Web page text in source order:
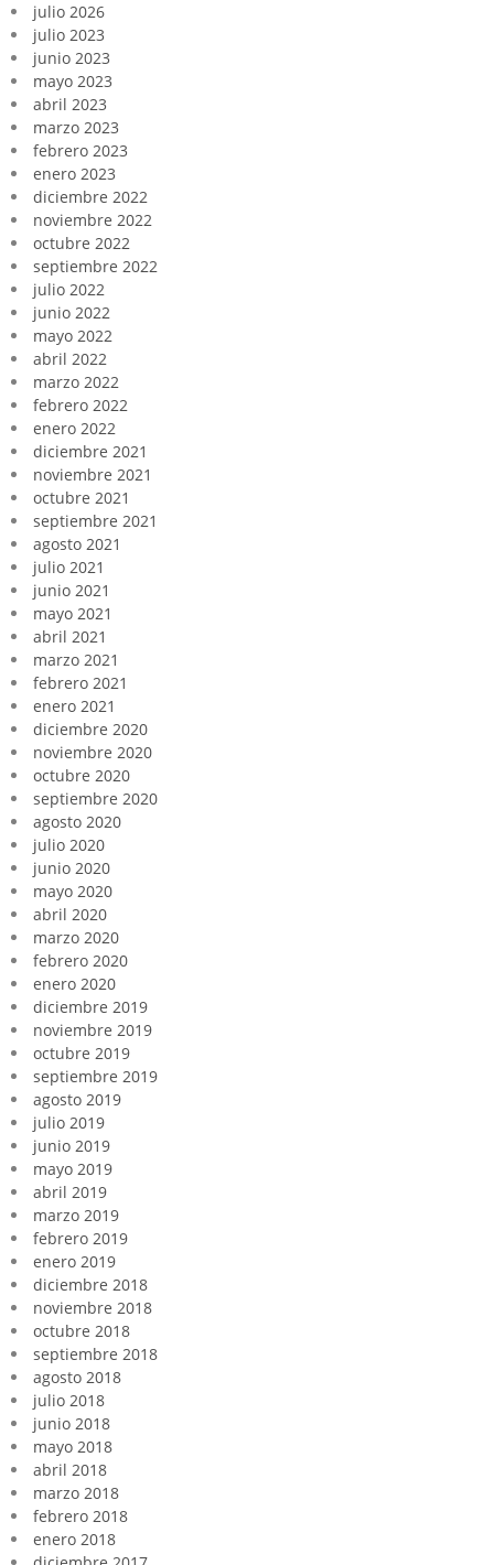
julio 2026
julio 2023
junio 2023
mayo 2023
abril 2023
marzo 2023
febrero 2023
enero 2023
diciembre 2022
noviembre 2022
octubre 2022
septiembre 2022
julio 2022
junio 2022
mayo 2022
abril 2022
marzo 2022
febrero 2022
enero 2022
diciembre 2021
noviembre 2021
octubre 2021
septiembre 2021
agosto 2021
julio 2021
junio 2021
mayo 2021
abril 2021
marzo 2021
febrero 2021
enero 2021
diciembre 2020
noviembre 2020
octubre 2020
septiembre 2020
agosto 2020
julio 2020
junio 2020
mayo 2020
abril 2020
marzo 2020
febrero 2020
enero 2020
diciembre 2019
noviembre 2019
octubre 2019
septiembre 2019
agosto 2019
julio 2019
junio 2019
mayo 2019
abril 2019
marzo 2019
febrero 2019
enero 2019
diciembre 2018
noviembre 2018
octubre 2018
septiembre 2018
agosto 2018
julio 2018
junio 2018
mayo 2018
abril 2018
marzo 2018
febrero 2018
enero 2018